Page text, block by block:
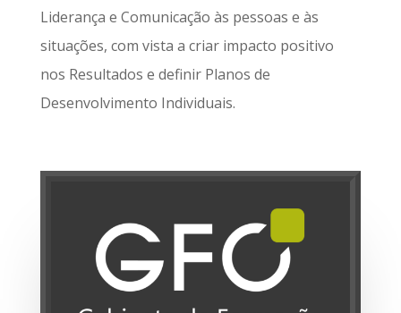
Liderança e Comunicação às pessoas e às
situações, com vista a criar impacto positivo
nos Resultados e definir Planos de
Desenvolvimento Individuais.